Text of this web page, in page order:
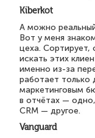
Kiberkot
А можно
Вот у меня
цеха. Сортирует,
искать этих
именно из-за
работает только
маркетинговым
в отчётах —
CRM — другое.
Vanguard